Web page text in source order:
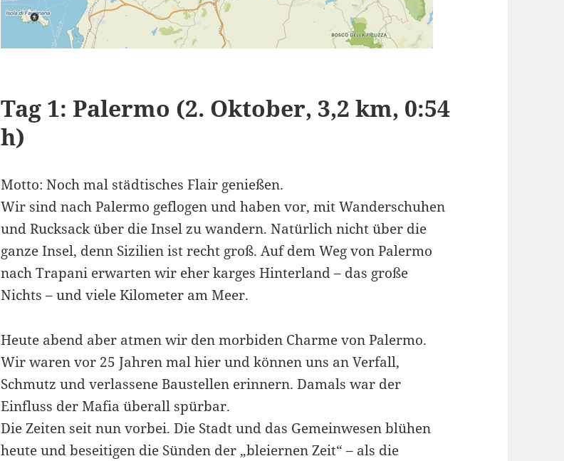
Tag 1: Palermo (2. Oktober, 3,2 km, 0:54
h)
Motto: Noch mal städtisches Flair genießen.
Wir sind nach Palermo geflogen und haben vor, mit Wanderschuhen
und Rucksack über die Insel zu wandern. Natürlich nicht über die
ganze Insel, denn Sizilien ist recht groß. Auf dem Weg von Palermo
nach Trapani erwarten wir eher karges Hinterland – das große
Nichts – und viele Kilometer am Meer.
Heute abend aber atmen wir den morbiden Charme von Palermo.
Wir waren vor 25 Jahren mal hier und können uns an Verfall,
Schmutz und verlassene Baustellen erinnern. Damals war der
Einfluss der Mafia überall spürbar.
Die Zeiten seit nun vorbei. Die Stadt und das Gemeinwesen blühen
heute und beseitigen die Sünden der „bleiernen Zeit“ – als die